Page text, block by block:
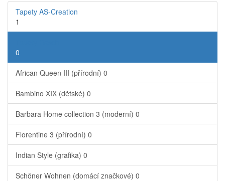
Tapety AS-Creation
1
0
African Queen III (přírodní) 0
Bambino XIX (dětské) 0
Barbara Home collection 3 (moderní) 0
Florentine 3 (přírodní) 0
Indian Style (grafika) 0
Schöner Wohnen (domácí značkové) 0